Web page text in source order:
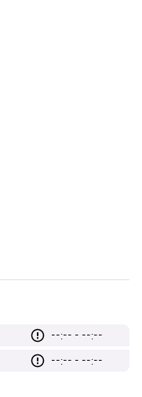
--:-- - --:--
--:-- - --:--